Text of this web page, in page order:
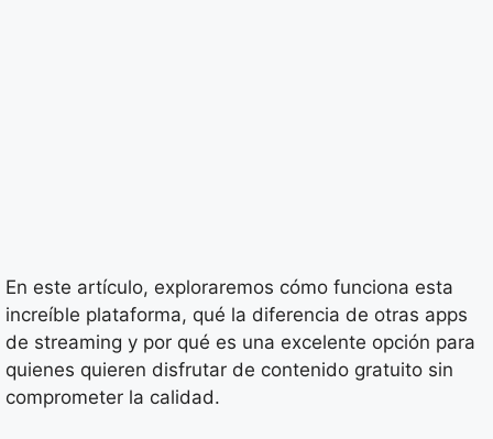
En este artículo, exploraremos cómo funciona esta
increíble plataforma, qué la diferencia de otras apps
de streaming y por qué es una excelente opción para
quienes quieren disfrutar de contenido gratuito sin
comprometer la calidad.